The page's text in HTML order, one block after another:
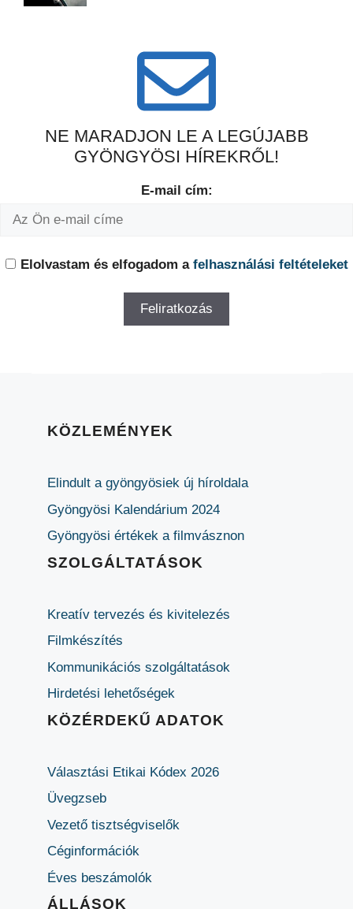
NE MARADJON LE A LEGÚJABB
GYÖNGYÖSI HÍREKRŐL!
E-mail cím:
Elolvastam és elfogadom a felhasználási feltételeket
KÖZLEMÉNYEK
Elindult a gyöngyösiek új híroldala
Gyöngyösi Kalendárium 2024
Gyöngyösi értékek a filmvásznon
SZOLGÁLTATÁSOK
Kreatív tervezés és kivitelezés
Filmkészítés
Kommunikációs szolgáltatások
Hirdetési lehetőségek
KÖZÉRDEKŰ ADATOK
Választási Etikai Kódex 2026
Üvegzseb
Vezető tisztségviselők
Céginformációk
Éves beszámolók
ÁLLÁSOK